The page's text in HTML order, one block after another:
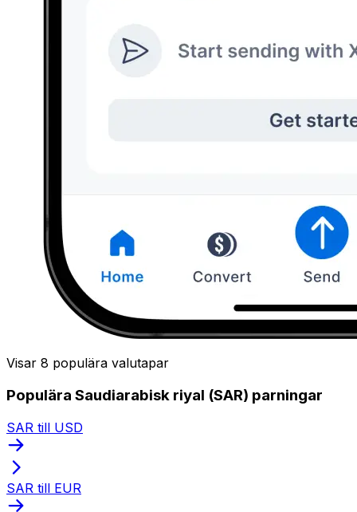
Visar 8 populära valutapar
Populära Saudiarabisk riyal (SAR) parningar
SAR till USD
SAR till EUR